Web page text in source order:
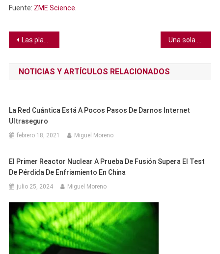
Fuente: ZME Science
Navegación
de
entradas
Las plantas automotrices que transicionan a vehículos eléctricos aumentan su fuerza laboral, según investigación
NOTICIAS Y ARTÍCULOS RELACIONADOS
La Red Cuántica Está A Pocos Pasos De Darnos Internet
Ultraseguro
febrero 18, 2021 Miguel Moreno
El Primer Reactor Nuclear A Prueba De Fusión Supera El Test
De Pérdida De Enfriamiento En China
julio 25, 2024 Miguel Moreno